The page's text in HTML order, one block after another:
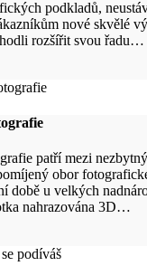
podkladů,
nové skvělé
rozšířit svou řadu…
patří mezi
obor
době u velkých
nahrazována 3D…